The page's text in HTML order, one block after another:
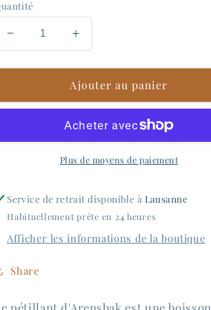
Réduire
la
quantité
Arensbak
Blanc
Augmenter
la
quantité
de
Arensbak
Le
Blanc
Pétillant
Ajouter au panier
Plus de moyens de paiement
Service de retrait disponible à Lausanne
Habituellement prête en 24 heures
Afficher les informations de la boutique
Share